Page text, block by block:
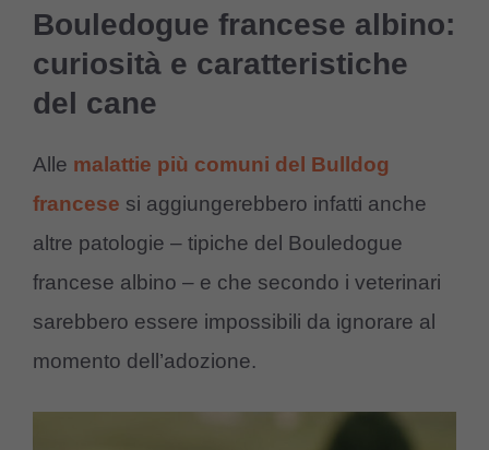
Bouledogue francese albino:
curiosità e caratteristiche
del cane
Alle malattie più comuni del Bulldog
francese si aggiungerebbero infatti anche
altre patologie – tipiche del Bouledogue
francese albino – e che secondo i veterinari
sarebbero essere impossibili da ignorare al
momento dell’adozione.